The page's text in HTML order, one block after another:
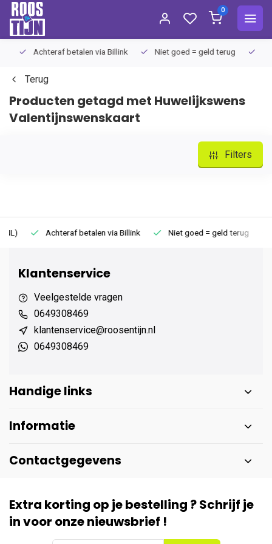
0
Achteraf betalen via Billink Niet goed = geld terug
Terug
Producten getagd met Huwelijkswens
Valentijnswenskaart
Filters
Achteraf betalen via Billink Niet goed = geld terug
Klantenservice
Veelgestelde vragen
0649308469
klantenservice@roosentijn.nl
0649308469
Handige links
Informatie
Contactgegevens
Extra korting op je bestelling ? Schrijf je
in voor onze nieuwsbrief !